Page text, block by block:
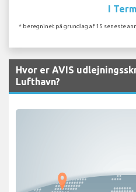
I
* beregninet på grundlag af 15 seneste
Hvor er AVIS
Lufthavn?